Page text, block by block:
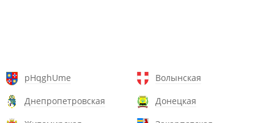
pHqghUme
Волынская
Днепропетровская
Донецкая